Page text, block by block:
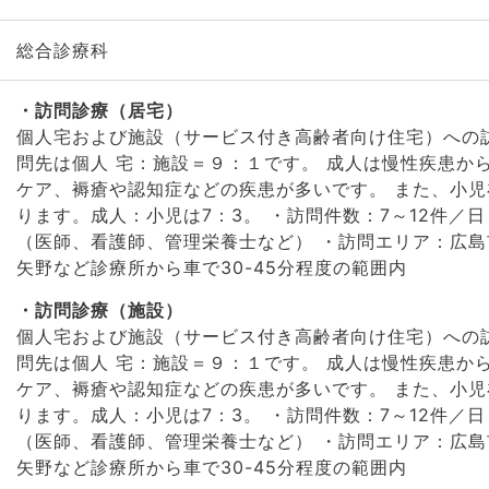
総合診療科
訪問診療（居宅）
個人宅および施設（サービス付き高齢者向け住宅）への
問先は個人 宅：施設＝９：１です。 成人は慢性疾患か
ケア、褥瘡や認知症などの疾患が多いです。 また、小
ります。成人：小児は7：3。 ・訪問件数：7～12件／
（医師、看護師、管理栄養士など） ・訪問エリア：広
矢野など診療所から車で30-45分程度の範囲内
訪問診療（施設）
個人宅および施設（サービス付き高齢者向け住宅）への
問先は個人 宅：施設＝９：１です。 成人は慢性疾患か
ケア、褥瘡や認知症などの疾患が多いです。 また、小
ります。成人：小児は7：3。 ・訪問件数：7～12件／
（医師、看護師、管理栄養士など） ・訪問エリア：広
矢野など診療所から車で30-45分程度の範囲内